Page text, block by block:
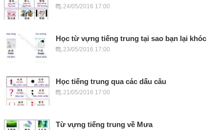
24/05/2016 17:00
Học từ vựng tiếng trung tại sao bạn lại khóc
23/05/2016 17:00
Học tiếng trung qua các dấu câu
21/05/2016 17:00
Từ vựng tiếng trung về Mưa